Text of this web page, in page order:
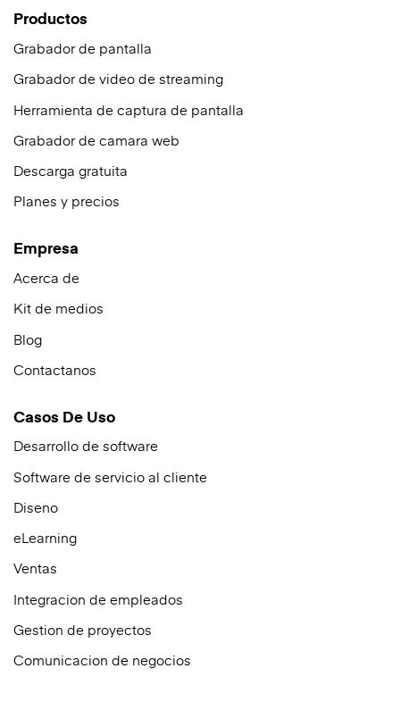
Productos
Grabador de pantalla
Grabador de video de streaming
Herramienta de captura de pantalla
Grabador de camara web
Descarga gratuita
Planes y precios
Empresa
Acerca de
Kit de medios
Blog
Contactanos
Casos De Uso
Desarrollo de software
Software de servicio al cliente
Diseno
eLearning
Ventas
Integracion de empleados
Gestion de proyectos
Comunicacion de negocios